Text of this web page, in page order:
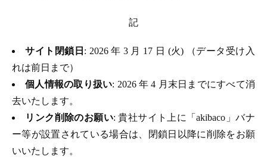
記
サイト閉鎖日 : 2026 年 3 月 17 日 (火) （データ受け入
れは前日まで）
個人情報の取り扱い: 2026 年 4 月末日までにすべて消
去いたします。
リンク削除のお願い: 貴社サイト上に「akibaco」バナ
ー等が設置されている場合は、閉鎖日以降に削除をお願
いいたします。